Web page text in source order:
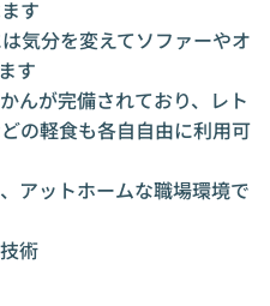
す
気分を変えてソファーやオ
す
んが完備されており、レト
の軽食も各自自由に利用可
アットホームな職場環境で
術